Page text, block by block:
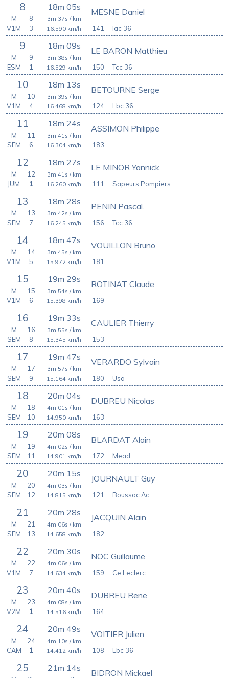
8 18m 05s
141
MESNE Daniel
3m 37s / km
16.590 km/h
M
8
V1M
3 Iac 36
9 18m 09s
150
LE BARON Matthieu
3m 38s / km
16.529 km/h
M
9
ESM
1 Tcc 36
10 18m 13s
124
BETOURNE Serge
3m 39s / km
16.468 km/h
M
10
V1M
4 Lbc 36
11 18m 24s
183
ASSIMON Philippe
3m 41s / km
16.304 km/h
M
11
SEM
6
12 18m 27s
111
LE MINOR Yannick
3m 41s / km
16.260 km/h
M
12
JUM
1 Sapeurs Pompiers
13 18m 28s
156
PENIN Pascal.
3m 42s / km
16.245 km/h
M
13
SEM
7 Tcc 36
14 18m 47s
181
VOUILLON Bruno
3m 45s / km
15.972 km/h
M
14
V1M
5
15 19m 29s
169
ROTINAT Claude
3m 54s / km
15.398 km/h
M
15
V1M
6
16 19m 33s
153
CAULIER Thierry
3m 55s / km
15.345 km/h
M
16
SEM
8
17 19m 47s
180
VERARDO Sylvain
3m 57s / km
15.164 km/h
M
17
SEM
9 Usa
18 20m 04s
163
DUBREU Nicolas
4m 01s / km
14.950 km/h
M
18
SEM
10
19 20m 08s
172
BLARDAT Alain
4m 02s / km
14.901 km/h
M
19
SEM
11 Mead
20 20m 15s
121
JOURNAULT Guy
4m 03s / km
14.815 km/h
M
20
SEM
12 Boussac Ac
21 20m 28s
182
JACQUIN Alain
4m 06s / km
14.658 km/h
M
21
SEM
13
22 20m 30s
159
NOC Guillaume
4m 06s / km
14.634 km/h
M
22
V1M
7 Ce Leclerc
23 20m 40s
164
DUBREU Rene
4m 08s / km
14.516 km/h
M
23
V2M
1
24 20m 49s
108
VOITIER Julien
4m 10s / km
14.412 km/h
M
24
CAM
1 Lbc 36
25 21m 14s BIDRON Mickael